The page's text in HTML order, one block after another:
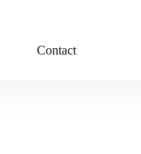
Contact